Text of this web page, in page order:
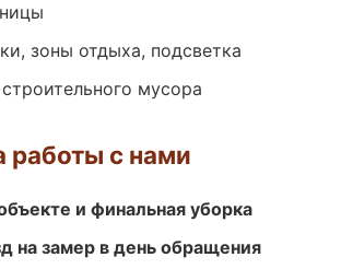
зоны отдыха, подсветка
мусора
с нами
и финальная уборка
на замер в день обращения